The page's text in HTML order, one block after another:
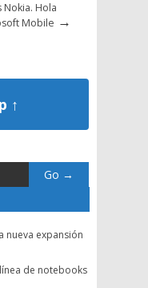
Nokia. Hola
Mobile →
↑
nueva expansión
de notebooks